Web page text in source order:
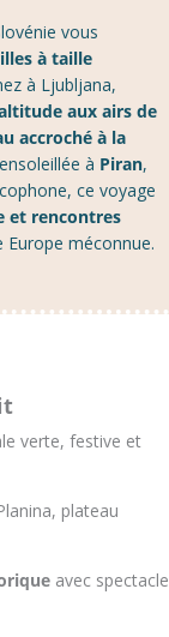
vous
à taille
à Ljubljana,
aux airs de
accroché à la
à Piran,
ce voyage
et rencontres
méconnue.
verte, festive et
plateau
avec spectacle